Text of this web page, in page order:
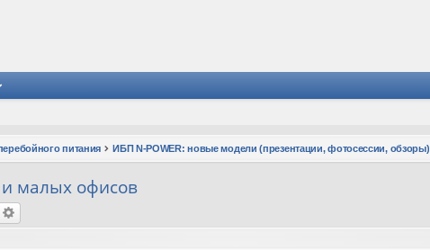
питания ИБП N-POWER: новые модели (презентации, фотосессии, обзоры)
малых офисов